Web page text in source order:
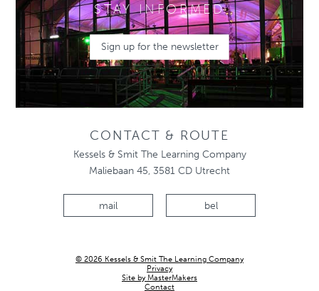
STAY INFORMED
Sign up for the newsletter
CONTACT & ROUTE
Kessels & Smit The Learning Company
Maliebaan 45, 3581 CD Utrecht
mail bel
© 2026 Kessels & Smit The Learning Company
Privacy
Site by MasterMakers
Contact